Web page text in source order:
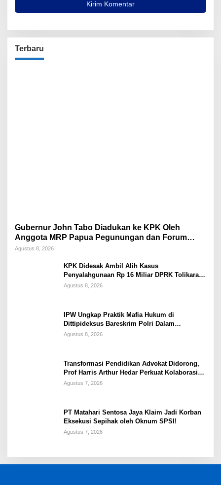
Terbaru
Gubernur John Tabo Diadukan ke KPK Oleh
Anggota MRP Papua Pegunungan dan Forum
Warga Papua
Agustus 8, 2026
KPK Didesak Ambil Alih Kasus
Penyalahgunaan Rp 16 Miliar DPRK Tolikara
Tahun 2017
Agustus 8, 2026
IPW Ungkap Praktik Mafia Hukum di
Dittipideksus Bareskrim Polri Dalam
Penanganan Kasus PT ARA
Agustus 8, 2026
Transformasi Pendidikan Advokat Didorong,
Prof Harris Arthur Hedar Perkuat Kolaborasi
Kampus
Agustus 7, 2026
PT Matahari Sentosa Jaya Klaim Jadi Korban
Eksekusi Sepihak oleh Oknum SPSI!
Agustus 7, 2026